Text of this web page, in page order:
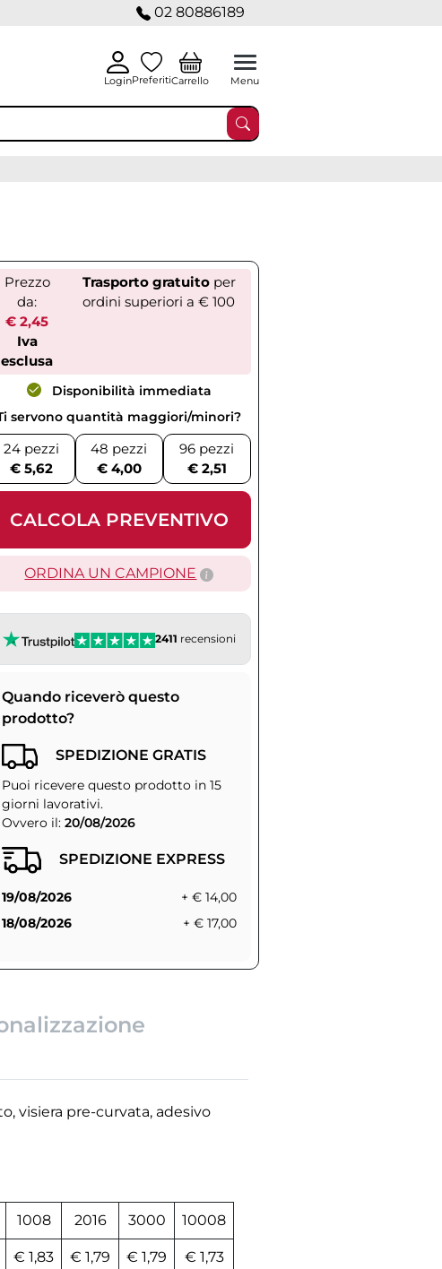
02 80886189
LoginPreferitiCarrello Menu
Prezzo
da:
€ 2,45
Iva
esclusa
Trasporto gratuitoper
ordini superiori a € 100
Disponibilità immediata
servono quantità maggiori/minori?
24 pezzi
€ 5,62
48 pezzi
€ 4,00
96 pezzi
€ 2,51
CALCOLA PREVENTIVO
ORDINA UN CAMPIONE
2411 recensioni
Quando riceverò questo
prodotto?
SPEDIZIONE GRATIS
Puoi ricevere questo prodotto in 15
giorni lavorativi.
Ovvero il: 20/08/2026
SPEDIZIONE EXPRESS
19/08/2026
+ € 14,00
18/08/2026
+ € 17,00
visiera pre-curvata, adesivo
1008 2016 3000 10008
€ 1,83 € 1,79 € 1,79 € 1,73